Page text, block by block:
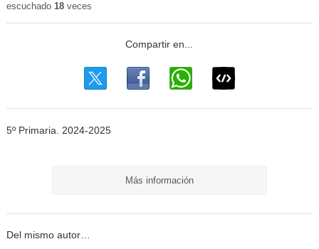
escuchado 18veces
5º Primaria. 2024-2025
Más información
Del mismo autor…